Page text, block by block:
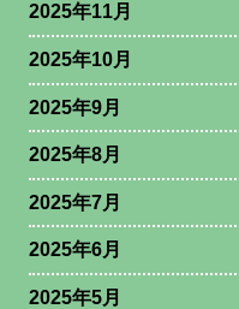
2025年11月
2025年10月
2025年9月
2025年8月
2025年7月
2025年6月
2025年5月